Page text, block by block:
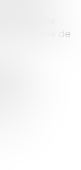
séjour de
une salle de
et
des
École